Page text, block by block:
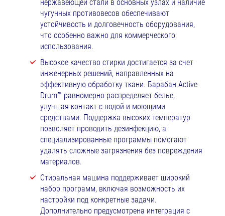
нержавеющей стали в основных узлах и наличие
чугунных противовесов обеспечивают
устойчивость и долговечность оборудования,
что особенно важно для коммерческого
использования.
Высокое качество стирки достигается за счет
инженерных решений, направленных на
эффективную обработку ткани. Барабан Active
Drum™ равномерно распределяет белье,
улучшая контакт с водой и моющими
средствами. Поддержка высоких температур
позволяет проводить дезинфекцию, а
специализированные программы помогают
удалять сложные загрязнения без повреждения
материалов.
Стиральная машина поддерживает широкий
набор программ, включая возможность их
настройки под конкретные задачи.
Дополнительно предусмотрена интеграция с